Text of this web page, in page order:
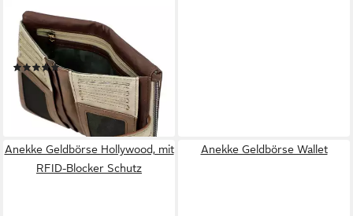
ANEKKE
Geldbörse RFID Wallet, mit
RFID-Blocker Schutz
(5)
29,96 € UVP39,95 €
-25%
lieferbar - in 2-3 Werktagen bei dir
Anekke Geldbörse Hollywood, mit
RFID-Blocker Schutz
Anekke Geldbörse Wallet